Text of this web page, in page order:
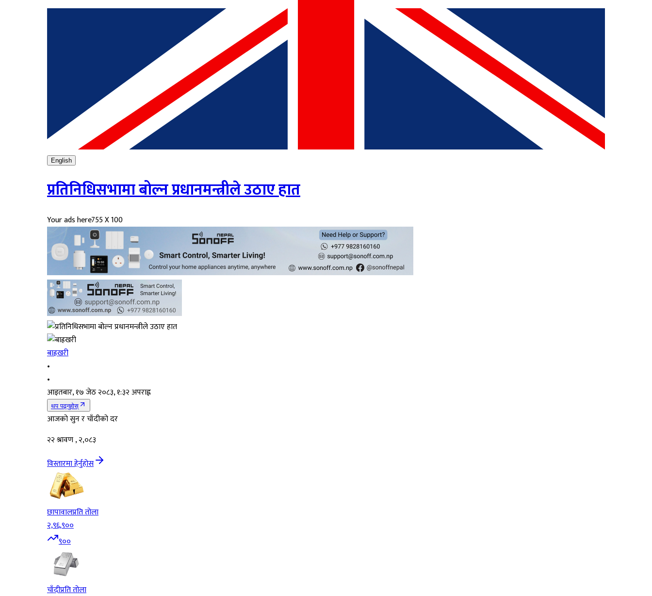
English
प्रतिनिधिसभामा बोल्न प्रधानमन्त्रीले उठाए हात
Your ads here755 X 100
बाह्रखरी
•
•
आइतबार, १७ जेठ २०८३, १:३२ अपराह्न
थप पढ्नुहोस्
आजको सुन र चाँदीको दर
२२ श्रावण , २,०८३
विस्तारमा हेर्नुहोस
छापावालप्रति तोला
२,९६,९००
९००
चाँदीप्रति तोला